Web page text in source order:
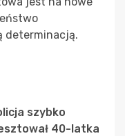
determinacją.
szybko
40-latka